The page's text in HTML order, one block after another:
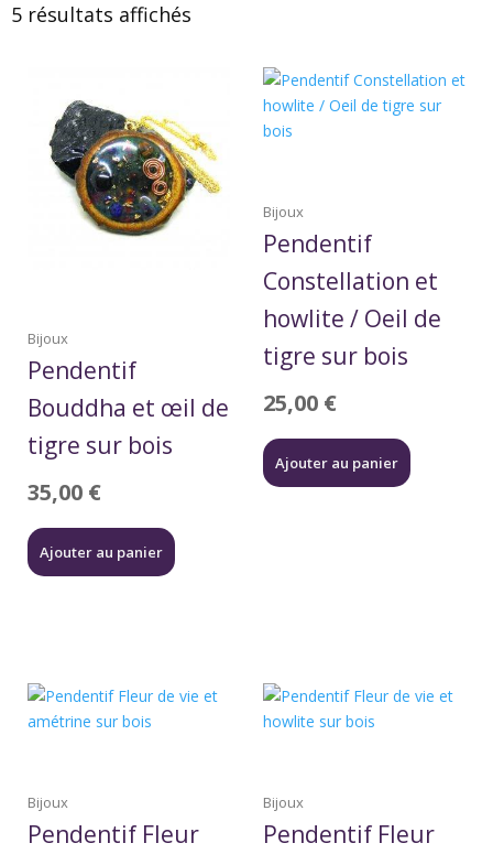
5 résultats affichés
Bijoux
Pendentif
Bouddha et œil de
tigre sur bois
35,00 €
Ajouter au panier
Bijoux
Pendentif
Constellation et
howlite / Oeil de
tigre sur bois
25,00 €
Ajouter au panier
Bijoux
Pendentif Fleur
Bijoux
Pendentif Fleur